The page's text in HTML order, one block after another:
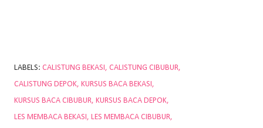
LABELS: CALISTUNG BEKASI
CALISTUNG CIBUBUR
CALISTUNG DEPOK KURSUS BACA BEKASI
KURSUS BACA CIBUBUR KURSUS BACA DEPOK
LES MEMBACA BEKASI
LES MEMBACA CIBUBUR